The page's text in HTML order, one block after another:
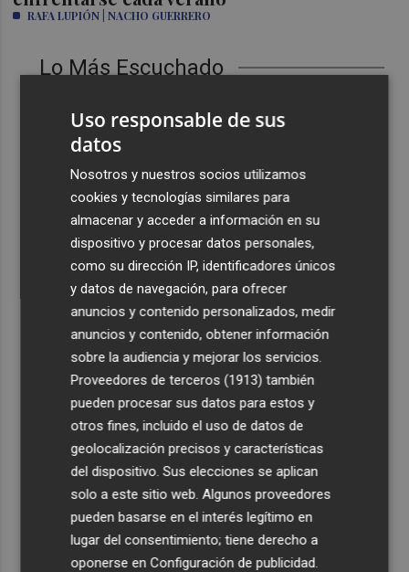
RAFA LUPIÓN | NACHO GUERRERO
Lo Más Escuchado
viajeros procedentes de Italia
Ferran Torres, recibido con un baño de masas en su
pueblo: "Allá donde voy siempre digo que soy de Foios"
Foios se vuelca con Ferran Torres
Las '200 vidas' que llevaron a Paco Rabal de Águilas a la
cima del cine: un documental recupera la voz y la mirada
del actor
Recibe toda la actualidad de
Plaza Podcast en tu correo
Quiero suscribirme
Uso responsable de sus
datos
Nosotros y nuestros socios utilizamos
cookies y tecnologías similares para
almacenar y acceder a información en su
dispositivo y procesar datos personales,
como su dirección IP, identificadores únicos
y datos de navegación, para ofrecer
anuncios y contenido personalizados, medir
anuncios y contenido, obtener información
sobre la audiencia y mejorar los servicios.
Proveedores de terceros (1913) también
pueden procesar sus datos para estos y
otros fines, incluido el uso de datos de
geolocalización precisos y características
del dispositivo. Sus elecciones se aplican
solo a este sitio web. Algunos proveedores
pueden basarse en el interés legítimo en
lugar del consentimiento; tiene derecho a
oponerse enConfiguración de publicidad